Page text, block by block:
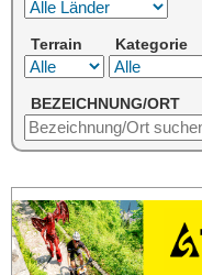
Terrain Kategorie
BEZEICHNUNG/ORT